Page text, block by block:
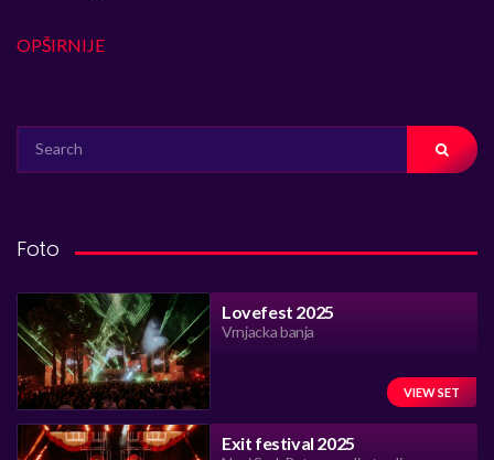
OPŠIRNIJE
FOR:
Foto
Lovefest 2025
Vrnjacka banja
VIEW SET
Exit festival 2025